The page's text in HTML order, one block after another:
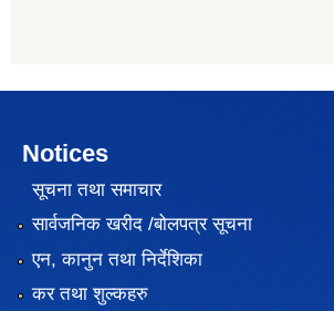
Notices
सूचना तथा समाचार
सार्वजनिक खरीद /बोलपत्र सूचना
एन, कानुन तथा निर्देशिका
कर तथा शुल्कहरु